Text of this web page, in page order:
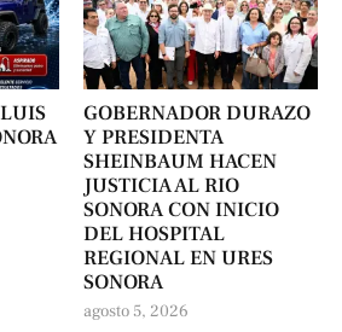
GOBERNADOR DURAZO
Y PRESIDENTA
SHEINBAUM HACEN
JUSTICIA AL RIO
SONORA CON INICIO
DEL HOSPITAL
REGIONAL EN URES
SONORA
agosto 5, 2026